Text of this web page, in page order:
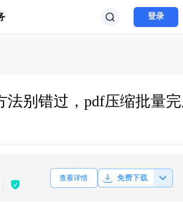
登录
别错过，pdf压缩批量
查看详情 免费下载